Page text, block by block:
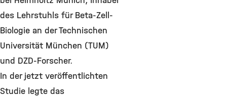
des Lehrstuhls für Beta-Zell-
Biologie an der Technischen
Universität München (TUM)
und DZD-Forscher.
In der jetzt veröffentlichten
Studie legte das